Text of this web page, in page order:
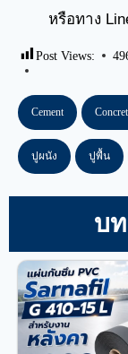
หรือทาง
Post Views:
Cement
ปูผนัง ปูพื้น
บ